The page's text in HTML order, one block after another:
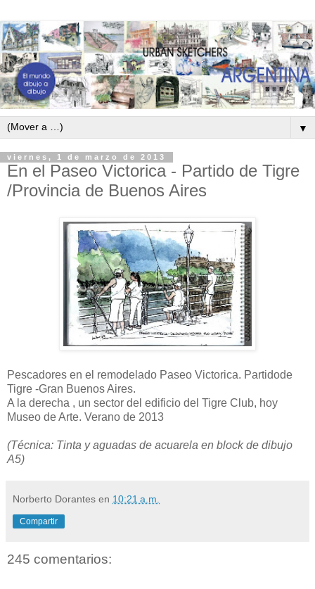
▼
viernes, 1 de marzo de 2013
En el Paseo Victorica - Partido de Tigre
/Provincia de Buenos Aires
Pescadores en el remodelado Paseo Victorica. Partidode
Tigre -Gran Buenos Aires.
A la derecha , un sector del edificio del Tigre Club, hoy
Museo de Arte. Verano de 2013
(Técnica: Tinta y aguadas de acuarela en block de dibujo
A5)
Norberto Dorantes en 10:21 a.m.
Compartir
245 comentarios: